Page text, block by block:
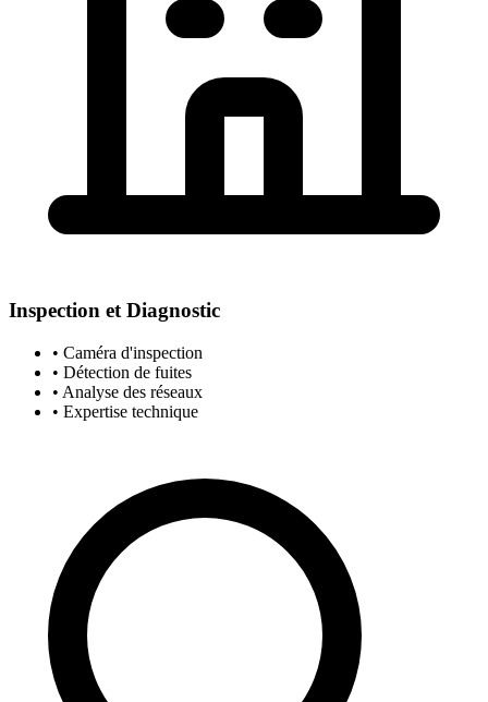
Inspection et Diagnostic
• Caméra d'inspection
• Détection de fuites
• Analyse des réseaux
• Expertise technique